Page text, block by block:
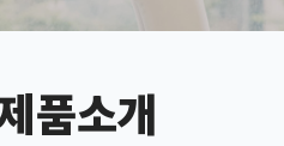
품소개